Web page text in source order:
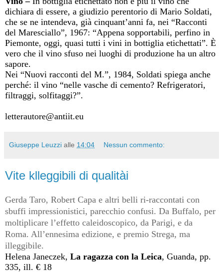
dichiara di essere, a giudizio perentorio di Mario Soldati,
che se ne intendeva, già cinquant’anni fa, nei “Racconti
del Maresciallo”, 1967: “Appena sopportabili, perfino in
Piemonte, oggi, quasi tutti i vini in bottiglia etichettati”. È
vero che il vino sfuso nei luoghi di produzione ha un altro
sapore.
Nei “Nuovi racconti del M.”, 1984, Soldati spiega anche
perché: il vino “nelle vasche di cemento? Refrigeratori,
filtraggi, solfitaggi?”.
letterautore@antiit.eu
Giuseppe Leuzzi alle 14:04 Nessun commento:
Vite klleggibili di qualitài
Gerda Taro, Robert Capa e altri belli ri-raccontati con
sbuffi impressionistici, parecchio confusi. Da Buffalo, per
moltiplicare l’effetto caleidoscopico, da Parigi, e da
Roma. All’ennesima edizione, e premio Strega, ma
illeggibile.
Helena Janeczek, La ragazza con la Leica, Guanda, pp.
335, ill. € 18